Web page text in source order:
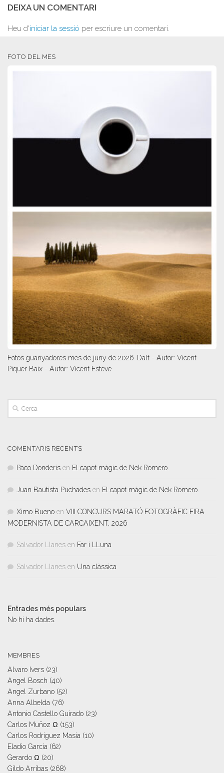
DEIXA UN COMENTARI
Heu d'iniciar la sessió per escriure un comentari.
FOTO DEL MES
Fotos guanyadores mes de juny de 2026. Dalt - Autor: Vicent
Piquer Baix - Autor: Vicent Esteve
COMENTARIS RECENTS
Paco Donderis en El capot màgic de Nek Romero.
Juan Bautista Puchades en El capot màgic de Nek Romero.
Ximo Bueno en VIII CONCURS MARATÓ FOTOGRÀFIC FIRA
MODERNISTA DE CARCAIXENT, 2026
Salvador Llanes en Far i LLuna
Salvador Llanes en Una clàssica
Entrades més populars
No hi ha dades.
MEMBRES
Alvaro Ivers (23)
Angel Bosch (40)
Angel Zurbano (52)
Anna Albelda (76)
Antonio Castello Guirado (23)
Carlos Muñoz Ω (153)
Carlos Rodriguez Masia (10)
Eladio García (62)
Gerardo Ω (20)
Gildo Arribas (268)